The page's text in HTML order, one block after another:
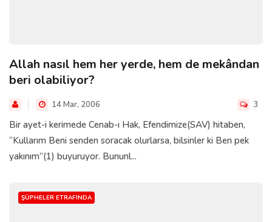
Allah nasıl hem her yerde, hem de mekândan
beri olabiliyor?
14 Mar, 2006 3
Bir ayet-i kerimede Cenab-ı Hak, Efendimize(SAV) hitaben,
“Kullarım Beni senden soracak olurlarsa, bilsinler ki Ben pek
yakınım”(1) buyuruyor. Bununl...
ŞÜPHELER ETRAFINDA